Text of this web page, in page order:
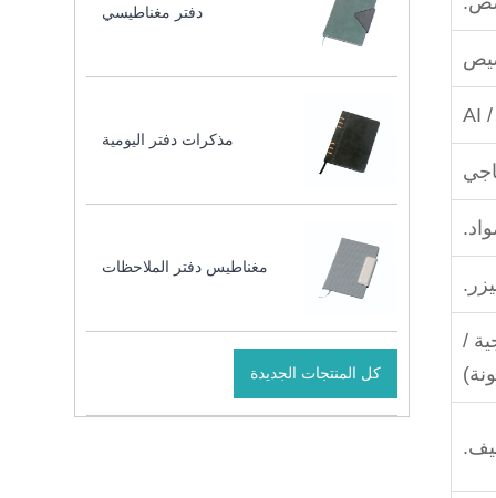
دفتر مغناطيسي
مذكرات دفتر اليومية
مغناطيس دفتر الملاحظات
كل المنتجات الجديدة
AI
/